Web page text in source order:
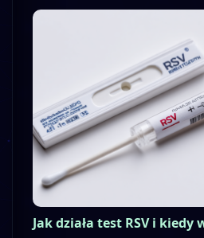
Jak działa test RSV i